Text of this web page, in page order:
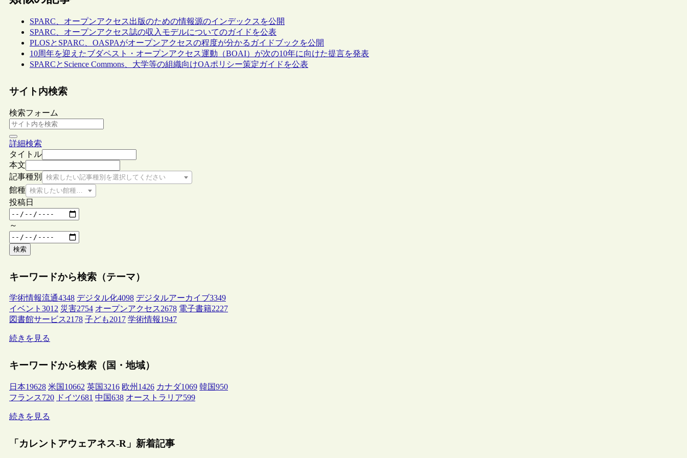
SPARC、オープンアクセス出版のための情報源のインデックスを公開
SPARC、オープンアクセス誌の収入モデルについてのガイドを公表
PLOSとSPARC、OASPAがオープンアクセスの程度が分かるガイドブックを公開
10周年を迎えたブダペスト・オープンアクセス運動（BOAI）が次の10年に向けた提言を発表
SPARCとScience Commons、大学等の組織向けOAポリシー策定ガイドを公表
サイト内検索
検索フォーム
詳細検索
タイトル
本文
記事種別
検索したい記事種別を選択してください
館種 検索したい館種を選択してください
投稿日
～
検索
キーワードから検索（テーマ）
学術情報流通4348 デジタル化4098 デジタルアーカイブ3349
イベント 3012 災害2754 オープンアクセス2678 電子書籍2227
図書館サービス2178 子ども2017 学術情報1947
続きを見る
キーワードから検索（国・地域）
日本19628 米国 10662 英国3216 欧州 1426 カナダ1069 韓国950
フランス720 ドイツ681 中国638 オーストラリア599
続きを見る
「カレントアウェアネス-R」新着記事